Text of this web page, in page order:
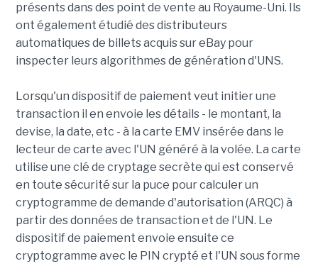
présents dans des point de vente au Royaume-Uni. Ils
ont également étudié des distributeurs
automatiques de billets acquis sur eBay pour
inspecter leurs algorithmes de génération d'UNS.
Lorsqu'un dispositif de paiement veut initier une
transaction il en envoie les détails - le montant, la
devise, la date, etc - à la carte EMV insérée dans le
lecteur de carte avec l'UN généré à la volée. La carte
utilise une clé de cryptage secrète qui est conservé
en toute sécurité sur la puce pour calculer un
cryptogramme de demande d'autorisation (ARQC) à
partir des données de transaction et de l'UN. Le
dispositif de paiement envoie ensuite ce
cryptogramme avec le PIN crypté et l'UN sous forme